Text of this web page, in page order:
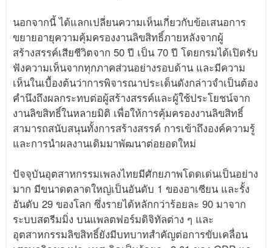
นอกจากนี้ ได้แลกเปลี่ยนความเห็นเกี่ยวกับข้อเสนอการ
ขยายอายุความคุ้มครองงานลิขสิทธิ์ภายหลังจากผู้
สร้างสรรค์เสียชีวิตจาก 50 ปี เป็น 70 ปี โดยกรมได้เปิดรับ
ฟังความเห็นจากทุกภาคส่วนอย่างรอบด้าน และมีความ
เห็นในเบื้องต้นว่าการพิจารณาประเด็นดังกล่าวจำเป็นต้อง
คำนึงถึงผลกระทบต่อผู้สร้างสรรค์และผู้ใช้ประโยชน์จาก
งานลิขสิทธิ์ในหลายมิติ เพื่อให้การคุ้มครองงานลิขสิทธิ์
สามารถสนับสนุนทั้งการสร้างสรรค์ การเข้าถึงองค์ความรู้
และการนำผลงานเดิมมาพัฒนาต่อยอดใหม่
ปัจจุบันอุตสาหกรรมเพลงไทยมีศักยภาพโดดเด่นเป็นอย่าง
มาก มีขนาดตลาดใหญ่เป็นอันดับ 1 ของอาเซียน และรั้ง
อันดับ 29 ของโลก ซึ่งรายได้หลักกว่าร้อยละ 90 มาจาก
ระบบสตรีมมิ่ง บนแพลตฟอร์มดิจิทัลต่าง ๆ และ
อุตสาหกรรมลิขสิทธิ์ยังมีบทบาทสำคัญต่อการขับเคลื่อน